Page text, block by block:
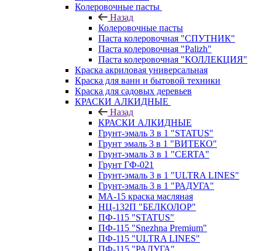
Колеровочные пасты
Назад
Колеровочные пасты
Паста колеровочная "СПУТНИК"
Паста колеровочная "Palizh"
Паста колеровочная "КОЛЛЕКЦИЯ"
Краска акриловая универсальная
Краска для ванн и бытовой техники
Краска для садовых деревьев
КРАСКИ АЛКИДНЫЕ
Назад
КРАСКИ АЛКИДНЫЕ
Грунт-эмаль 3 в 1 "STATUS"
Грунт эмаль 3 в 1 "ВИТЕКО"
Грунт-эмаль 3 в 1 "CERTA"
Грунт ГФ-021
Грунт-эмаль 3 в 1 "ULTRA LINES"
Грунт-эмаль 3 в 1 "РАДУГА"
МА-15 краска масляная
НЦ-132П "БЕЛКОЛОР"
ПФ-115 "STATUS"
ПФ-115 "Snezhna Premium"
ПФ-115 "ULTRA LINES"
ПФ-115 "РАДУГА"